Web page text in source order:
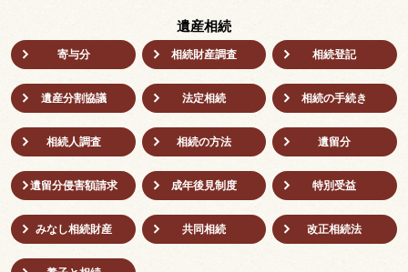
遺産相続
寄与分 相続財産調査 相続登記
遺産分割協議 法定相続 相続の⼿続き
相続人調査 相続の方法 遺留分
遺留分侵害額請求 成年後⾒制度 特別受益
みなし相続財産 共同相続 改正相続法